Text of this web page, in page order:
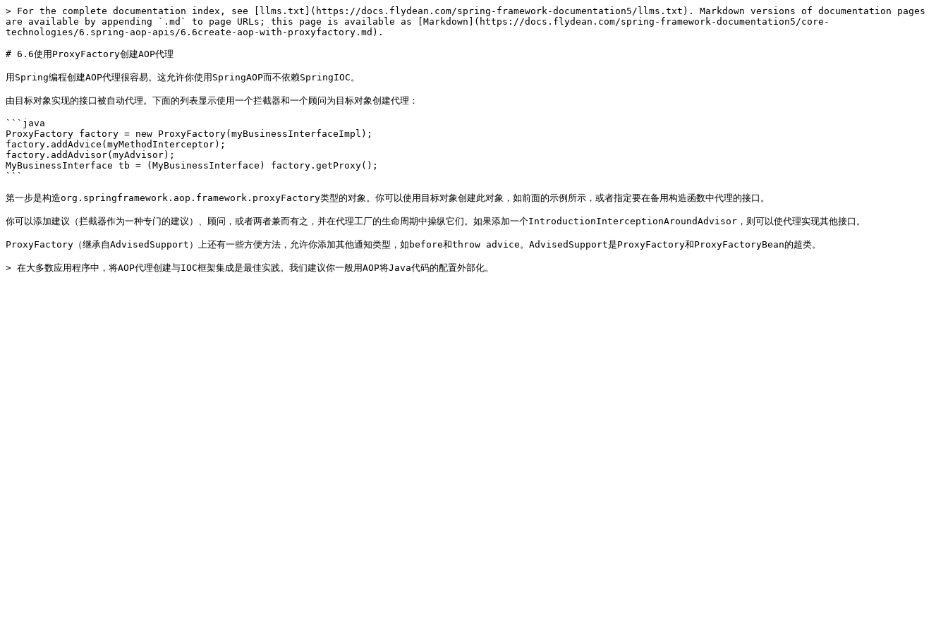
> For the complete documentation index, see [llms.txt](https://docs.flydean.com/spring-framework-documentation5/llms.txt). Markdown versions of documentation pages
are available by appending `.md` to page URLs; this page is available as [Markdown](https://docs.flydean.com/spring-framework-documentation5/core-
technologies/6.spring-aop-apis/6.6create-aop-with-proxyfactory.md).
# 6.6使用ProxyFactory创建AOP代理
用Spring编程创建AOP代理很容易。这允许你使用SpringAOP而不依赖SpringIOC。
由目标对象实现的接口被自动代理。下面的列表显示使用一个拦截器和一个顾问为目标对象创建代理：
```java
ProxyFactory factory = new ProxyFactory(myBusinessInterfaceImpl);
factory.addAdvice(myMethodInterceptor);
factory.addAdvisor(myAdvisor);
MyBusinessInterface tb = (MyBusinessInterface) factory.getProxy();
```
第一步是构造org.springframework.aop.framework.proxyFactory类型的对象。你可以使用目标对象创建此对象，如前面的示例所示，或者指定要在备用构造函数中代理的接口。
你可以添加建议（拦截器作为一种专门的建议）、顾问，或者两者兼而有之，并在代理工厂的生命周期中操纵它们。如果添加一个IntroductionInterceptionAroundAdvisor，则可以使代理实现其他接口。
ProxyFactory（继承自AdvisedSupport）上还有一些方便方法，允许你添加其他通知类型，如before和throw advice。AdvisedSupport是ProxyFactory和ProxyFactoryBean的超类。